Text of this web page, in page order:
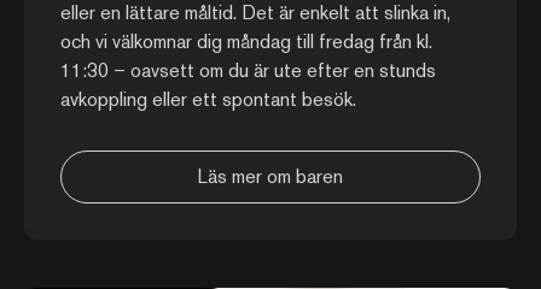
eller en lättare måltid. Det är enkelt att slinka in,
och vi välkomnar dig måndag till fredag från kl.
11:30 – oavsett om du är ute efter en stunds
avkoppling eller ett spontant besök.
Läs mer om baren